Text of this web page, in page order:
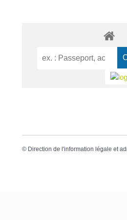
© Direction de l'information légale et